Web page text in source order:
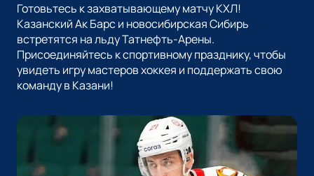
Готовьтесь к захватывающему матчу КХЛ!
Казанский Ак Барс и новосибирская Сибирь
встретятся на льду Татнефть-Арены.
Присоединяйтесь к спортивному празднику, чтобы
увидеть игру мастеров хоккея и поддержать свою
команду в Казани!